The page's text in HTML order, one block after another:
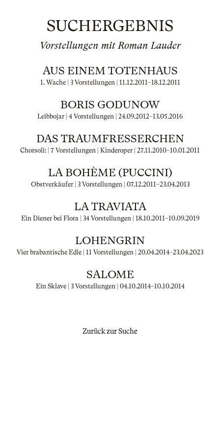
SUCHERGEBNIS
Vorstellungen mit Roman Lauder
AUS EINEM TOTENHAUS
1. Wache | 3 Vorstellungen | 11.12.2011–18.12.2011
BORIS GODUNOW
Leibbojar | 4 Vorstellungen | 24.09.2012–13.05.2016
DAS TRAUMFRESSERCHEN
Chorsoli: | 7 Vorstellungen | Kinderoper | 27.11.2010–10.01.2011
LA BOHÈME (PUCCINI)
Obstverkäufer | 3 Vorstellungen | 07.12.2011–23.04.2013
LA TRAVIATA
Ein Diener bei Flora | 34 Vorstellungen | 18.10.2011–10.09.2019
LOHENGRIN
Vier brabantische Edle | 11 Vorstellungen | 20.04.2014–23.04.2023
SALOME
Ein Sklave | 3 Vorstellungen | 04.10.2014–10.10.2014
Zurück zur Suche